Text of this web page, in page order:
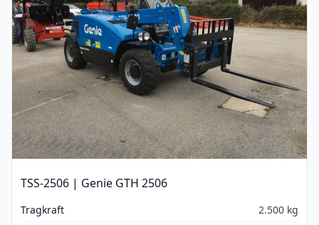
TSS-2506 | Genie GTH 2506
Tragkraft
2.500 kg